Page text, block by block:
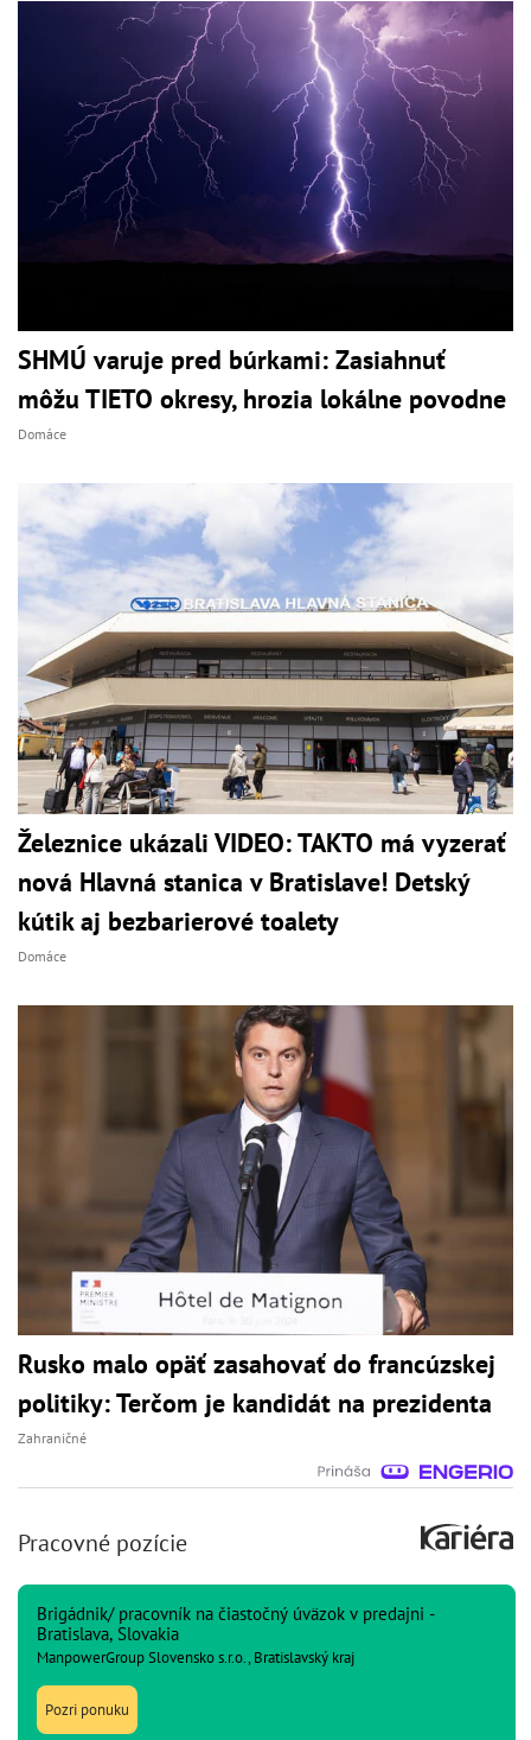
SHMÚ varuje pred búrkami: Zasiahnuť
môžu TIETO okresy, hrozia lokálne povodne
Domáce
Železnice ukázali VIDEO: TAKTO má vyzerať
nová Hlavná stanica v Bratislave! Detský
kútik aj bezbarierové toalety
Domáce
Rusko malo opäť zasahovať do francúzskej
politiky: Terčom je kandidát na prezidenta
Zahraničné
Pracovné pozície
Brigádnik/ pracovník na čiastočný úväzok v predajni -
Bratislava, Slovakia
ManpowerGroup Slovensko s.r.o., Bratislavský kraj
Pozri ponuku